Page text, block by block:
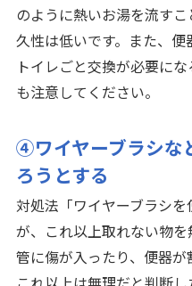
のように熱いお湯を流す
久性は低いです。また、
トイレごと交換が必要に
も注意してください。
④ワイヤーブラシな
ろうとする
対処法「ワイヤーブラシ
が、これ以上取れない物
管に傷が入ったり、便器が